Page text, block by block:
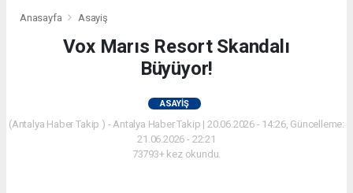
Anasayfa Asayiş
Vox Marıs Resort Skandalı
Büyüyor!
ASAYIŞ
(Antalya Haber Takip ) - Antalya Haber Takip | 20.06.2026 - 14:26, Güncelleme:
21.06.2026 - 22:21
73793+ kez okundu.